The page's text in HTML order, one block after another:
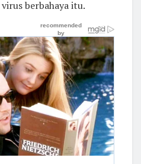
berbahaya itu.